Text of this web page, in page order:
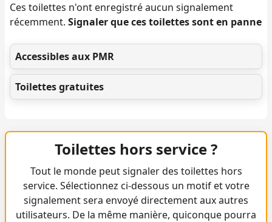
Ces toilettes n'ont enregistré aucun signalement
récemment. Signaler que ces toilettes sont en panne
Accessibles aux PMR
Toilettes gratuites
Toilettes hors service ?
Tout le monde peut signaler des toilettes hors
service. Sélectionnez ci-dessous un motif et votre
signalement sera envoyé directement aux autres
utilisateurs. De la même manière, quiconque pourra